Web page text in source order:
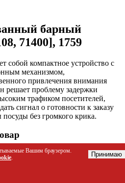
барный
71400], 1759
собой компактное устройство с
механизмом,
привлечения внимания
решает проблему задержки
трафиком посетителей,
сигнал о готовности к заказу
без громкого крика.
и ночных клубов для
Вашим браузером.
. Принимаю